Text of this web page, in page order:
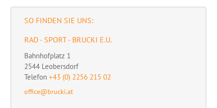
SO FINDEN SIE UNS:
RAD - SPORT - BRUCKI E.U.
Bahnhofplatz 1
2544 Leobersdorf
Telefon +43 (0) 2256 215 02
office@brucki.at